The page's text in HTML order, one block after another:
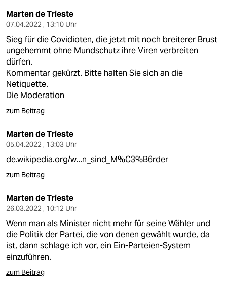
Marten de Trieste
07.04.2022 , 13:10 Uhr
Sieg für die Covidioten, die jetzt mit noch breiterer Brust
ungehemmt ohne Mundschutz ihre Viren verbreiten
dürfen.
Kommentar gekürzt. Bitte halten Sie sich an die
Netiquette.
Die Moderation
zum Beitrag
Marten de Trieste
05.04.2022 , 13:03 Uhr
de.wikipedia.org/w...n_sind_M%C3%B6rder
zum Beitrag
Marten de Trieste
26.03.2022 , 10:12 Uhr
Wenn man als Minister nicht mehr für seine Wähler und
die Politik der Partei, die von denen gewählt wurde, da
ist, dann schlage ich vor, ein Ein-Parteien-System
einzuführen.
zum Beitrag